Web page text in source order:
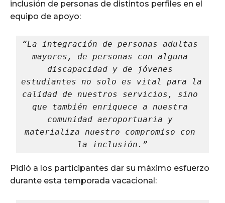
inclusión de personas de distintos perfiles en el
equipo de apoyo:
“La integración de personas adultas
mayores, de personas con alguna
discapacidad y de jóvenes
estudiantes no solo es vital para la
calidad de nuestros servicios, sino
que también enriquece a nuestra
comunidad aeroportuaria y
materializa nuestro compromiso con
la inclusión.”
Pidió a los participantes dar su máximo esfuerzo
durante esta temporada vacacional: